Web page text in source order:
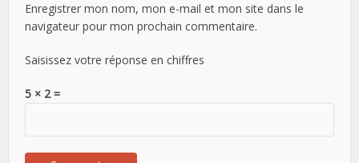
Enregistrer mon nom, mon e-mail et mon site dans le
navigateur pour mon prochain commentaire.
Saisissez votre réponse en chiffres
5 × 2 =